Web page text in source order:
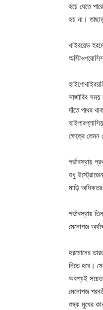
হয়ে যেতে
হয় না।
থাইরয়েড
সার্জারির
দাঁতে পাথর
ক্ষেত্রে
গর্ভাবস্থায়
শুধু
মাড়ি
গর্ভাবস্থায়
মেনোপজ
হরমোনের
নিতে হবে।
অবশ্যই
মেনোপজ
শুষ্ক মুখের